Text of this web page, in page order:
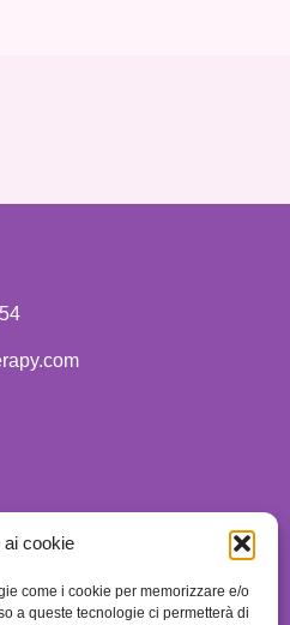
cookie
come i cookie per memorizzare e/o
a queste tecnologie ci permetterà di